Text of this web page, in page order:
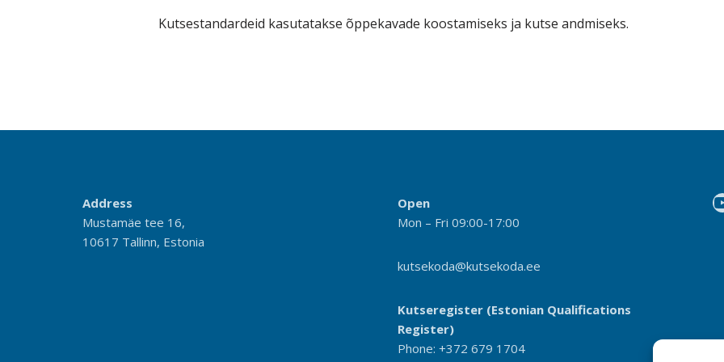
Kutsestandardeid kasutatakse õppekavade koostamiseks ja kutse andmiseks.
Address
Mustamäe tee 16,
10617 Tallinn, Estonia
Open
Mon – Fri 09:00-17:00
kutsekoda@kutsekoda.ee
Kutseregister (Estonian Qualifications
Register)
Phone: +372 679 1704